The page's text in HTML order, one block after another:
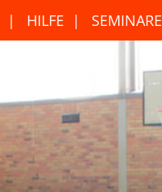
HILFE SEMINARE